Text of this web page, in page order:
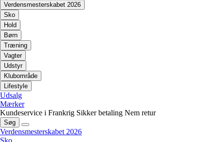
Verdensmesterskabet 2026
Sko
Hold
Børn
Træning
Vagter
Udstyr
Klubområde
Lifestyle
Udsalg
Mærker
Kundeservice i Frankrig Sikker betaling Nem retur
Søg
Verdensmesterskabet 2026